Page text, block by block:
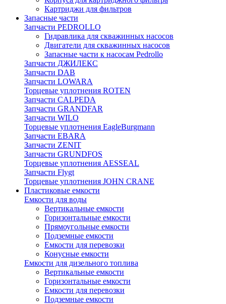
Картриджи для фильтров
Запасные части
Запчасти PEDROLLO
Гидравлика для скважинных насосов
Двигатели для скважинных насосов
Запасные части к насосам Pedrollo
Запчасти ДЖИЛЕКС
Запчасти DAB
Запчасти LOWARA
Торцевые уплотнения ROTEN
Запчасти CALPEDA
Запчасти GRANDFAR
Запчасти WILO
Торцевые уплотнения EagleBurgmann
Запчасти EBARA
Запчасти ZENIT
Запчасти GRUNDFOS
Торцевые уплотнения AESSEAL
Запчасти Flygt
Торцевые уплотнения JOHN CRANE
Пластиковые емкости
Емкости для воды
Вертикальные емкости
Горизонтальные емкости
Прямоугольные емкости
Подземные емкости
Емкости для перевозки
Конусные емкости
Емкости для дизельного топлива
Вертикальные емкости
Горизонтальные емкости
Емкости для перевозки
Подземные емкости